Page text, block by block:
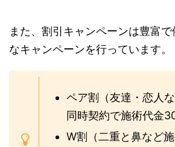
また、割引キャンペーンは豊富
なキャンペーンを行っています。
ペア割（友達・恋人
同時契約で施術代金
W割（二重と鼻など